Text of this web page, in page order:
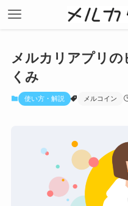
メルカリアプリの
くみ
使い方・解説 メルコイン